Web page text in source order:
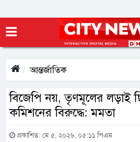
আন্তর্জাতিক
বিজেপি নয়, তৃণমূলের লড়াই
কমিশনের বিরুদ্ধে: মমতা
প্রকাশিত: মে ৫, ২০২৬, ০৫:১১ পিএম